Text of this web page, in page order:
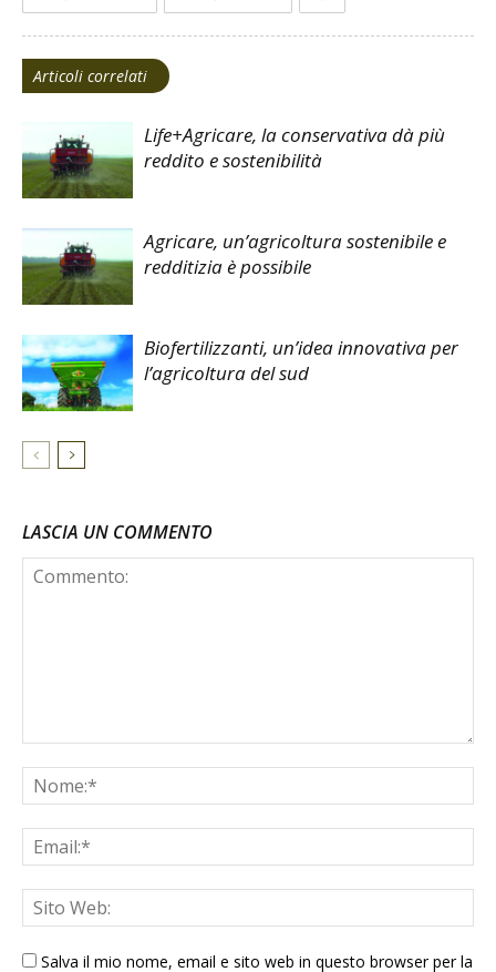
Articoli correlati
Life+Agricare, la conservativa dà più
reddito e sostenibilità
Agricare, un’agricoltura sostenibile e
redditizia è possibile
Biofertilizzanti, un’idea innovativa per
l’agricoltura del sud
LASCIA UN COMMENTO
Salva il mio nome, email e sito web in questo browser per la